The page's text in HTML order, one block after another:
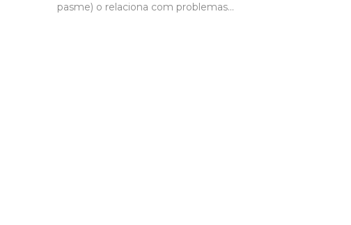
pasme) o relaciona com problemas...